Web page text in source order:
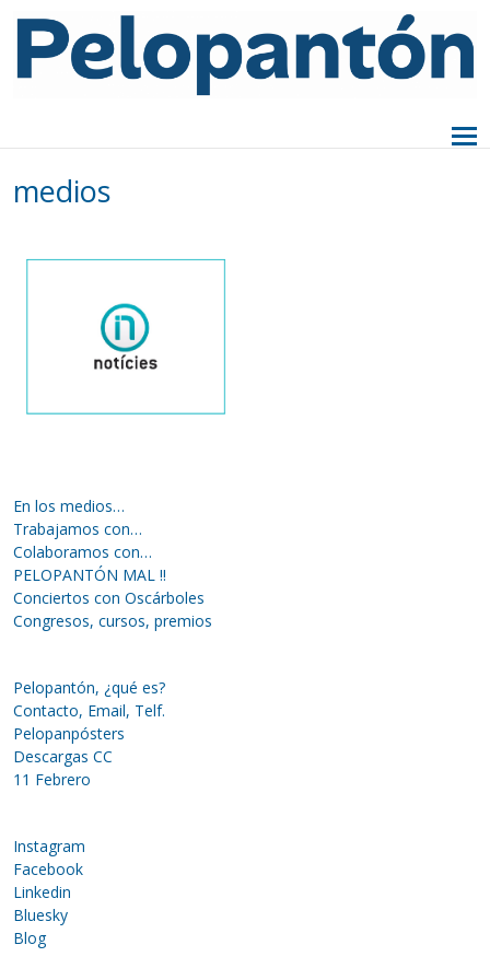
medios
En los medios…
Trabajamos con…
Colaboramos con…
PELOPANTÓN MAL !!
Conciertos con Oscárboles
Congresos, cursos, premios
Pelopantón, ¿qué es?
Contacto, Email, Telf.
Pelopanpósters
Descargas CC
11 Febrero
Instagram
Facebook
Linkedin
Bluesky
Blog